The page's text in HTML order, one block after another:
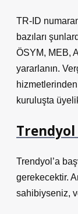
TR-ID
bazıları
ÖSYM, MEB,
yararlanın.
kuruluşta
Trendyol
Trendyol’a
gerekecektir.
sahibiyseniz,